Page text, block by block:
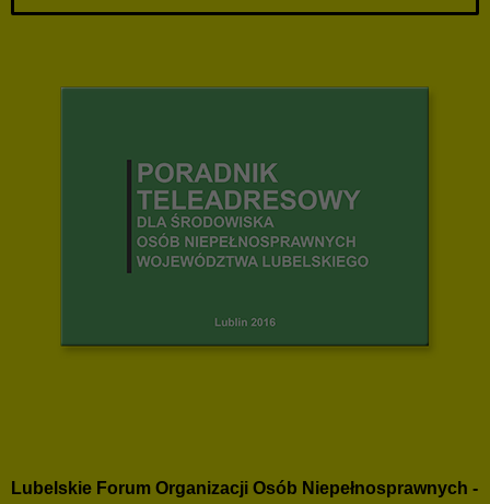
Lubelskie Forum Organizacji Osób Niepełnosprawnych -